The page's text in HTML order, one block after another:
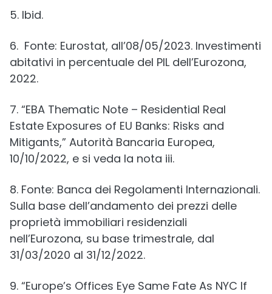
5. Ibid.
6. Fonte: Eurostat, all’08/05/2023. Investimenti
abitativi in percentuale del PIL dell’Eurozona,
2022.
7. “EBA Thematic Note – Residential Real
Estate Exposures of EU Banks: Risks and
Mitigants,” Autorità Bancaria Europea,
10/10/2022, e si veda la nota iii.
8. Fonte: Banca dei Regolamenti Internazionali.
Sulla base dell’andamento dei prezzi delle
proprietà immobiliari residenziali
nell’Eurozona, su base trimestrale, dal
31/03/2020 al 31/12/2022.
9. “Europe’s Offices Eye Same Fate As NYC If